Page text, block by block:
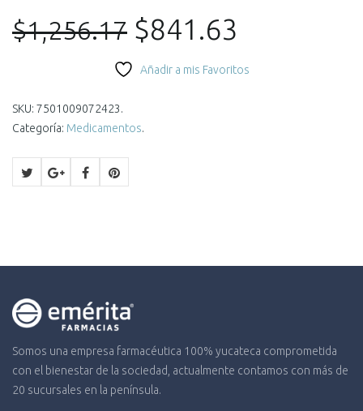
$1,256.17 El
precio
$841.63
precio
Añadir a mis Favoritos
SKU: 7501009072423.
Categoría: Medicamentos.
Somos una empresa farmacéutica 100% yucateca comprometida
con el bienestar de la sociedad, actualmente contamos con más de
20 sucursales en la península.